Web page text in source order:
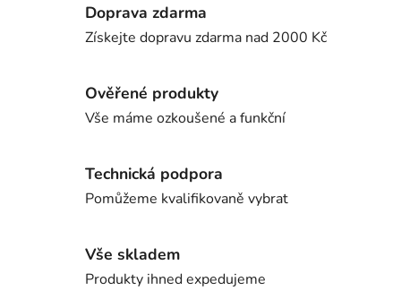
Doprava zdarma
Získejte dopravu zdarma nad 2000 Kč
Ověřené produkty
Vše máme ozkoušené a funkční
Technická podpora
Pomůžeme kvalifikovaně vybrat
Vše skladem
Produkty ihned expedujeme